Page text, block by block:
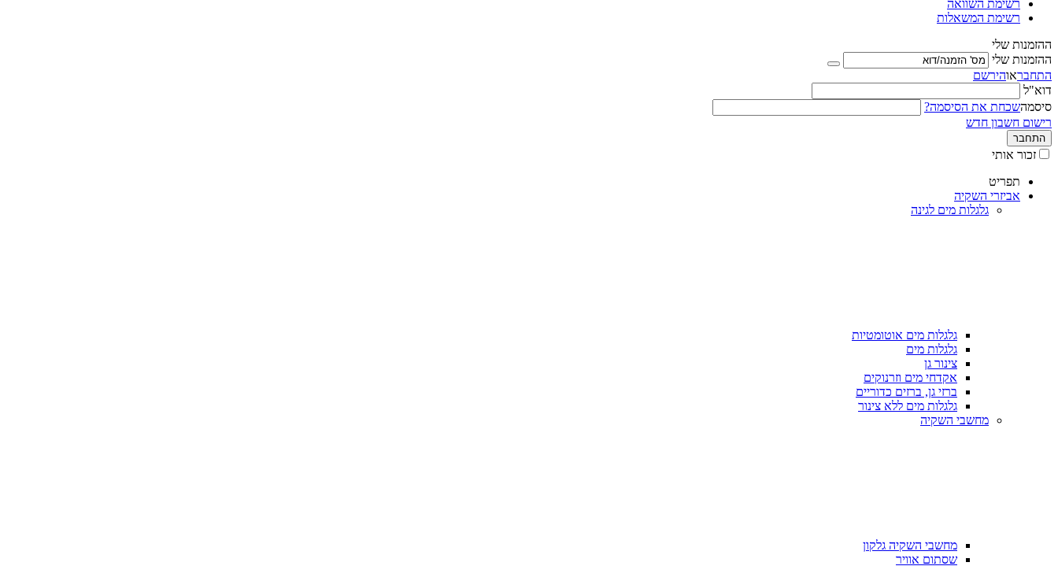
רשימת השוואה
רשימת המשאלות
ההזמנות שלי
ההזמנות שלי
התחבראוהירשם
דוא"ל
סיסמהשכחת את הסיסמה?
רישום חשבון חדש
התחבר
זכור אותי
תפריט
אביזרי השקיה
גלגלות מים לגינה
גלגלות מים אוטומטיות
גלגלות מים
צינור גן
אקדחי מים וזרנוקים
ברזי גן, ברזים כדוריים
גלגלות מים ללא צינור
מחשבי השקיה
מחשבי השקיה גלקון
שסתום אוויר